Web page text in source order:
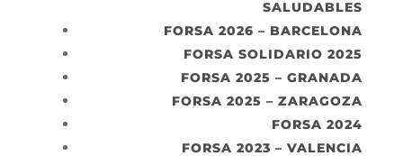
SALUDABLES
FORSA 2026 – BARCELONA
FORSA SOLIDARIO 2025
FORSA 2025 – GRANADA
FORSA 2025 – ZARAGOZA
FORSA 2024
FORSA 2023 – VALENCIA